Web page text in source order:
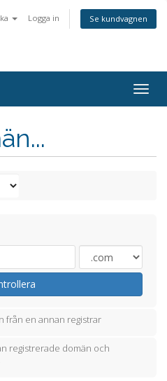
Logga in Se kundvagnen
från en annan registrar
registrerade domän och